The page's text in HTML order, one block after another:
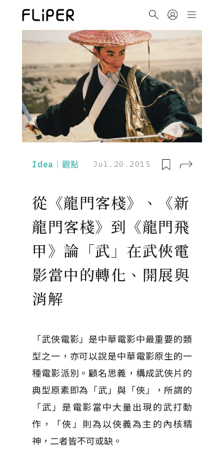
Idea｜觀點 Jul.20.2015
從《龍門客棧》、《新
龍門客棧》到《龍門飛
甲》論「武」在武俠電
影當中的轉化、開展與
消解
「武俠電影」是中華電影中最重要的類
型之一，亦可以說是中華電影原生的一
種電影派別。顧名思義，構成武俠片的
典型原素即為「武」與「俠」，所謂的
「武」是電影當中大量出現的武打動
作，「俠」則為以俠義為主的內核精
神，二者皆不可或缺。